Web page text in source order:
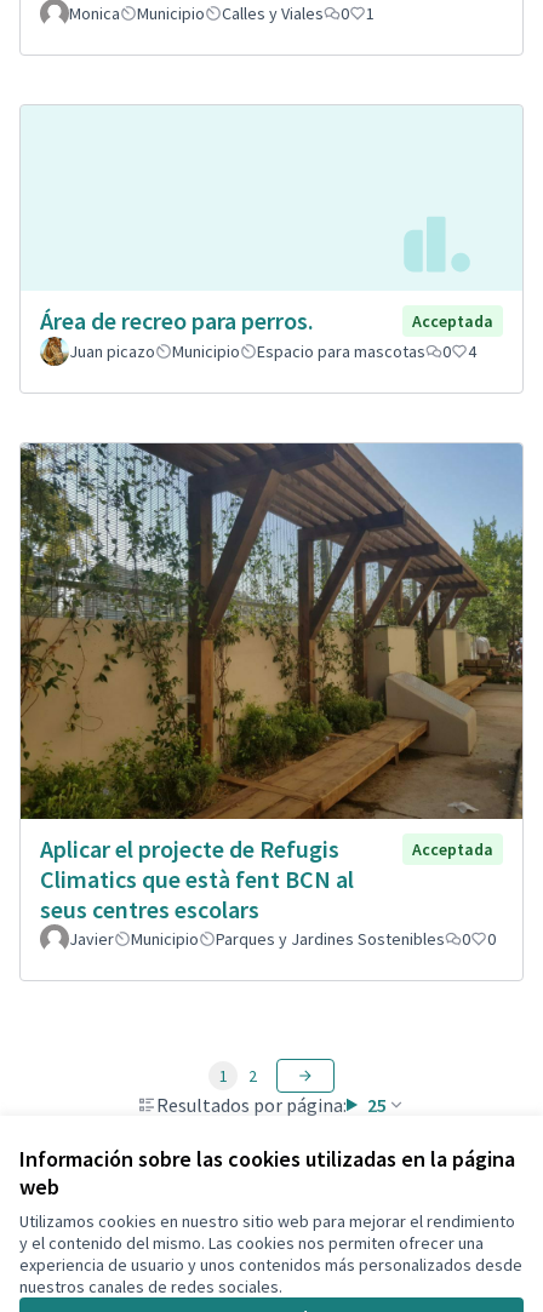
Información sobre las cookies utilizadas en la página
web
Utilizamos cookies en nuestro sitio web para mejorar el rendimiento
y el contenido del mismo. Las cookies nos permiten ofrecer una
experiencia de usuario y unos contenidos más personalizados desde
nuestros canales de redes sociales.
Monica Municipio Calles y Viales 0 1
Área de recreo para perros.
Acceptada
Juan picazo
Municipio Espacio para mascotas 0 4
Aplicar el projecte de Refugis
Climatics que està fent BCN al
seus centres escolars
Acceptada
Javier Municipio Parques y Jardines Sostenibles 0 0
Resultados por página: 25
1 2
Términos y condiciones de uso
Configuración de cookies
Decidim Calafell en X
(Enlace externo)
Decidim Calafell en Facebook
Decidim Calafell en YouTube
Decidim Calafell en GitHub